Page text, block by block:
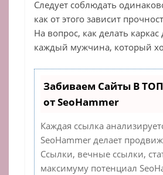
Следует соблюдать
как от этого зависит
На вопрос, как делать
каждый мужчина, который
Забиваем Сайты В
от SeoHammer
Каждая ссылка
SeoHammer делает
Ссылки, вечные ссылки,
максимуму потенциал